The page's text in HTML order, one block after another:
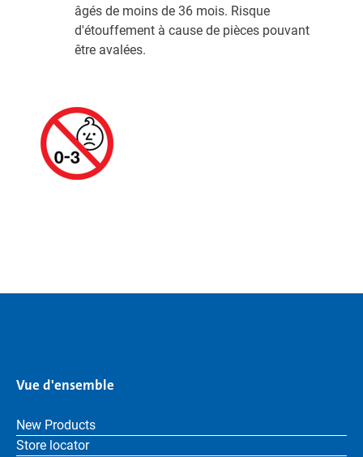
âgés de moins de 36 mois. Risque
d'étouffement à cause de pièces pouvant
être avalées.
Vue d'ensemble
New Products
Store locator